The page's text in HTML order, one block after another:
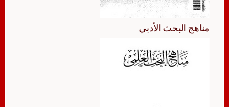
مناهج البحث الأدبي